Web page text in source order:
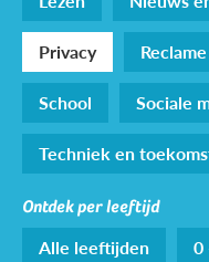
Privacy
Reclame
School
Sociale
Techniek en
Ontdek per leeftijd
Alle leeftijden 0